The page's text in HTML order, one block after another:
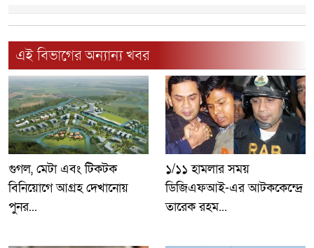
এই বিভাগের অন্যান্য খবর
গুগল, মেটা এবং টিকটক
বিনিয়োগে আগ্রহ দেখানোয়
পুনর...
১/১১ হামলার সময়
ডিজিএফআই-এর আটককেন্দ্রে
তারেক রহম...